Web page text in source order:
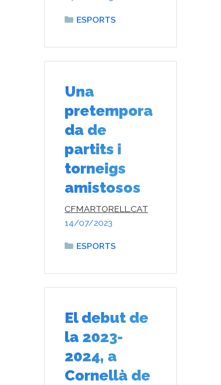
Categories
ESPORTS
Una
pretempora
da de
partits i
torneigs
amistosos
14/07/2023
CFMARTORELL.CAT
Categories
ESPORTS
El debut de
la 2023-
2024, a
Cornellà de